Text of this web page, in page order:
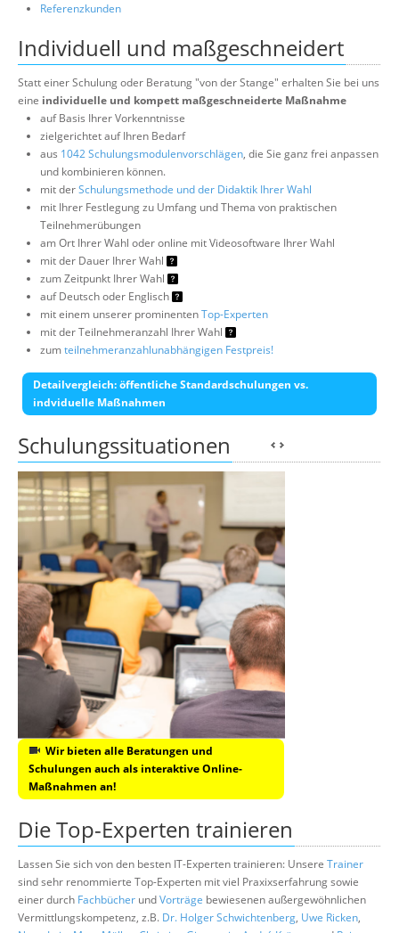
Referenzkunden
Individuell und maßgeschneidert
Statt einer Schulung oder Beratung "von der Stange" erhalten Sie bei uns
eine individuelle und kompett maßgeschneiderte Maßnahme
auf Basis Ihrer Vorkenntnisse
zielgerichtet auf Ihren Bedarf
aus 1042 Schulungsmodulenvorschlägen, die Sie ganz frei anpassen
und kombinieren können.
mit derSchulungsmethode und der Didaktik Ihrer Wahl
mit Ihrer Festlegung zu Umfang und Thema von praktischen
Teilnehmerübungen
am Ort Ihrer Wahl oder online mit Videosoftware Ihrer Wahl
mit der Dauer Ihrer Wahl
zum Zeitpunkt Ihrer Wahl
auf Deutsch oder Englisch
mit einem unserer prominentenTop-Experten
mit der Teilnehmeranzahl Ihrer Wahl
zumteilnehmeranzahlunabhängigen Festpreis!
Detailvergleich: öffentliche Standardschulungen vs.
indviduelle Maßnahmen
Schulungssituationen
Wir bieten alle Beratungen und
Schulungen auch als interaktive Online-
Maßnahmen an!
Die Top-Experten trainieren
Lassen Sie sich von den besten IT-Experten trainieren: Unsere Trainer
sind sehr renommierte Top-Experten mit viel Praxixserfahrung sowie
einer durch Fachbücher undVorträge bewiesenen außergewöhnlichen
Vermittlungskompetenz, z.B. Dr. Holger Schwichtenberg, Uwe Ricken,